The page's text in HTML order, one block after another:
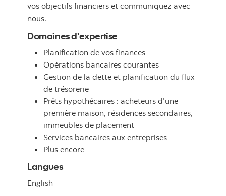
vos objectifs financiers et communiquez avec
nous.
Domaines d'expertise
Planification de vos finances
Opérations bancaires courantes
Gestion de la dette et planification du flux
de trésorerie
Prêts hypothécaires : acheteurs d’une
première maison, résidences secondaires,
immeubles de placement
Services bancaires aux entreprises
Plus encore
Langues
English